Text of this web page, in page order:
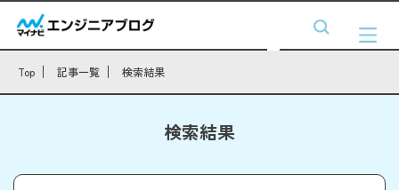
Top 記事一覧 検索結果
検索結果